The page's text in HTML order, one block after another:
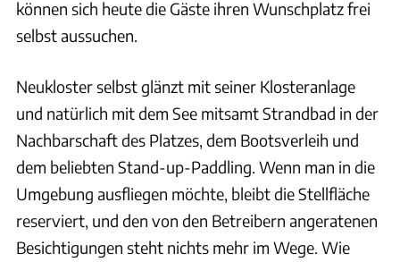
können sich heute die Gäste ihren Wunschplatz frei
selbst aussuchen.
Neukloster selbst glänzt mit seiner Klosteranlage
und natürlich mit dem See mitsamt Strandbad in der
Nachbarschaft des Platzes, dem Bootsverleih und
dem beliebten Stand-up-Paddling. Wenn man in die
Umgebung ausfliegen möchte, bleibt die Stellfläche
reserviert, und den von den Betreibern angeratenen
Besichtigungen steht nichts mehr im Wege. Wie